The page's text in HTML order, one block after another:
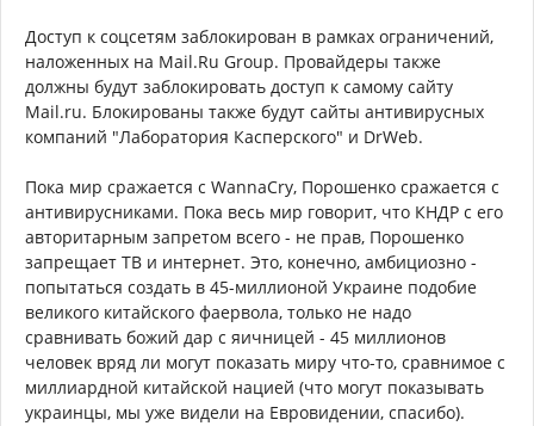
Доступ к соцсетям заблокирован в рамках ограничений,
наложенных на Mail.Ru Group. Провайдеры также
должны будут заблокировать доступ к самому сайту
Mail.ru. Блокированы также будут сайты антивирусных
компаний "Лаборатория Касперского" и DrWeb.
Пока мир сражается с WannaCry, Порошенко сражается с
антивирусниками. Пока весь мир говорит, что КНДР с его
авторитарным запретом всего - не прав, Порошенко
запрещает ТВ и интернет. Это, конечно, амбициозно -
попытаться создать в 45-миллионой Украине подобие
великого китайского фаервола, только не надо
сравнивать божий дар с яичницей - 45 миллионов
человек вряд ли могут показать миру что-то, сравнимое с
миллиардной китайской нацией (что могут показывать
украинцы, мы уже видели на Евровидении, спасибо).